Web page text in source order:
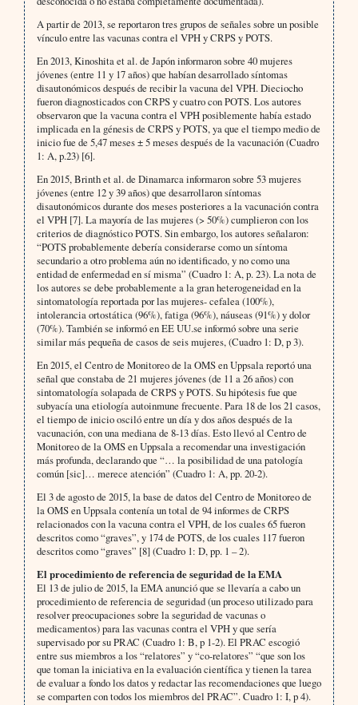
A partir de 2013, se reportaron tres grupos de señales sobre un posible
vínculo entre las vacunas contra el VPH y CRPS y POTS.
En 2013, Kinoshita et al. de Japón informaron sobre 40 mujeres
jóvenes (entre 11 y 17 años) que habían desarrollado síntomas
disautonómicos después de recibir la vacuna del VPH. Dieciocho
fueron diagnosticados con CRPS y cuatro con POTS. Los autores
observaron que la vacuna contra el VPH posiblemente había estado
implicada en la génesis de CRPS y POTS, ya que el tiempo medio de
inicio fue de 5,47 meses ± 5 meses después de la vacunación (Cuadro
1: A, p.23) [6].
En 2015, Brinth et al. de Dinamarca informaron sobre 53 mujeres
jóvenes (entre 12 y 39 años) que desarrollaron síntomas
disautonómicos durante dos meses posteriores a la vacunación contra
el VPH [7]. La mayoría de las mujeres (> 50%) cumplieron con los
criterios de diagnóstico POTS. Sin embargo, los autores señalaron:
“POTS probablemente debería considerarse como un síntoma
secundario a otro problema aún no identificado, y no como una
entidad de enfermedad en sí misma” (Cuadro 1: A, p. 23). La nota de
los autores se debe probablemente a la gran heterogeneidad en la
sintomatología reportada por las mujeres- cefalea (100%),
intolerancia ortostática (96%), fatiga (96%), náuseas (91%) y dolor
(70%). También se informó en EE UU.se informó sobre una serie
similar más pequeña de casos de seis mujeres, (Cuadro 1: D, p 3).
En 2015, el Centro de Monitoreo de la OMS en Uppsala reportó una
señal que constaba de 21 mujeres jóvenes (de 11 a 26 años) con
sintomatología solapada de CRPS y POTS. Su hipótesis fue que
subyacía una etiología autoinmune frecuente. Para 18 de los 21 casos,
el tiempo de inicio osciló entre un día y dos años después de la
vacunación, con una mediana de 8-13 días. Esto llevó al Centro de
Monitoreo de la OMS en Uppsala a recomendar una investigación
más profunda, declarando que “… la posibilidad de una patología
común [sic]… merece atención” (Cuadro 1: A, pp. 20-2).
El 3 de agosto de 2015, la base de datos del Centro de Monitoreo de
la OMS en Uppsala contenía un total de 94 informes de CRPS
relacionados con la vacuna contra el VPH, de los cuales 65 fueron
descritos como “graves”, y 174 de POTS, de los cuales 117 fueron
descritos como “graves” [8] (Cuadro 1: D, pp. 1 – 2).
El procedimiento de referencia de seguridad de la EMA
El 13 de julio de 2015, la EMA anunció que se llevaría a cabo un
procedimiento de referencia de seguridad (un proceso utilizado para
resolver preocupaciones sobre la seguridad de vacunas o
medicamentos) para las vacunas contra el VPH y que sería
supervisado por su PRAC (Cuadro 1: B, p 1-2). El PRAC escogió
entre sus miembros a los “relatores” y “co-relatores” “que son los
que toman la iniciativa en la evaluación científica y tienen la tarea
de evaluar a fondo los datos y redactar las recomendaciones que luego
se comparten con todos los miembros del PRAC”. Cuadro 1: I, p 4).